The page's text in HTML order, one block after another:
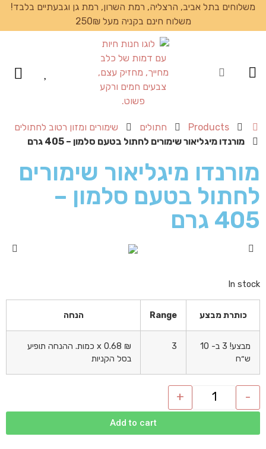
משלוחים בתל אביב, הרצליה, רמת השרון, רמת גן וגבעתיים בלבד!
משלוח חינם בקניה מעל 250₪
Products חתולים
שימורים ומזון רטוב לחתולים
מורנדו מיגליאור שימורים לחתול בטעם סלמון – 405 גרם
מורנדו מיגליאור שימורים
לחתול בטעם סלמון –
405 גרם
In stock
כותרת מבצע Range הנחה
מבצע! 3 ב- 10
ש״ח
3
0.68 ₪
x כמות. ההנחה תופיע
בסל הקניות
-
+
Add to cart